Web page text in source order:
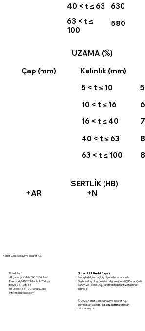
580
63 < t ≤
100
630
40 < t ≤ 63
Kalınlık (mm)
Çap (mm)
UZAMA (%)
5
5 < t ≤ 10
6
10 < t ≤ 16
7
16 < t ≤ 40
8
40 < t ≤ 63
8
63 < t ≤ 100
SERTLİK (HB)
+AR
+N
Kanat Çelik Sanayi ve Ticaret A.Ş.
Bize Ulaşın
Akçaburgaz Mah. 3038. Sok No:1
Esenyurt, 34522 İstanbul - Türkiye
t: 0212 671 38 38
m: 0535 715 11 22 (whatsApp)
info@kanatcelik.com
Sorumluluk Reddi Beyanı
Bu sayfa bilgi amaçlı, iyi niyetle hazırlanmıştır.
Bilgilerin doğruluğu, eksiksizliği ve güncelliği Kanat Çelik
Sanayi ve Ticaret A.Ş. Tarafından garanti ve taahhüt
edilmez
© 2026 Kanat Çelik Sanayi ve Ticaret A.Ş.
Tüm hakları saklıdır. dasboz.comtarafından
tasarlanmıştır.